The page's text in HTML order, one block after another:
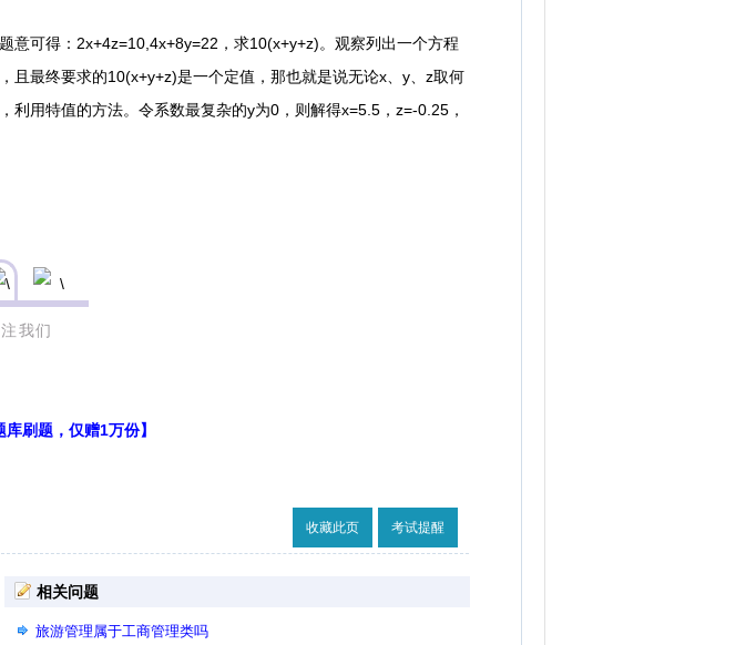
可得：2x+4z=10,4x+8y=22，求10(x+y+z)。观察列出一个方程
且最终要求的10(x+y+z)是一个定值，那也就是说无论x、y、z取何
用特值的方法。令系数最复杂的y为0，则解得x=5.5，z=-0.25，
我们
库刷题，仅赠1万份】
收藏此页 考试提醒
相关问题
旅游管理属于工商管理类吗